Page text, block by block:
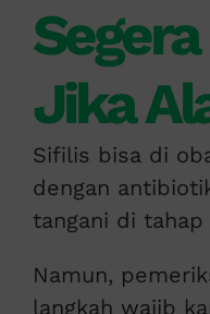
Jika
Sifilis bisa di
dengan
tangani di tahap
Namun,
langkah wajib